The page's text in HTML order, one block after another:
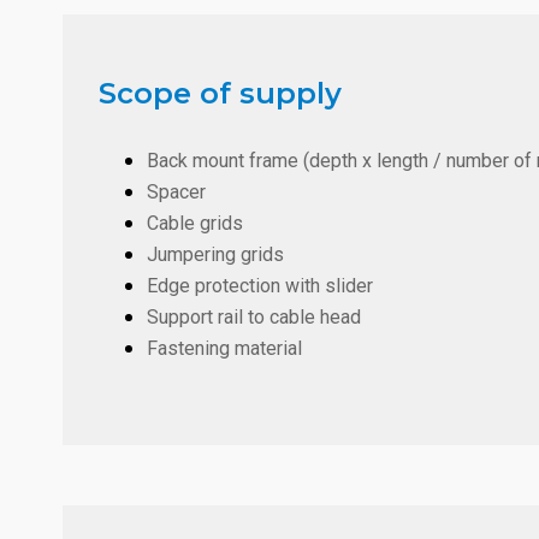
Scope of supply
Back mount frame (depth x length / number of
Spacer
Cable grids
Jumpering grids
Edge protection with slider
Support rail to cable head
Fastening material